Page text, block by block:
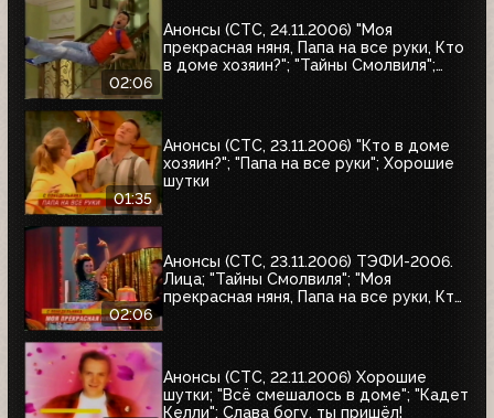
02:06
Анонсы (СТС, 24.11.2006) "Моя
прекрасная няня, Папа на все руки, Кто
в доме хозяин?"; "Тайны Смолвиля";
01:35
Анонсы (СТС, 23.11.2006) "Кто в доме
хозяин?"; "Папа на все руки"; Хорошие
шутки
02:06
Анонсы (СТС, 23.11.2006) ТЭФИ-2006.
Лица; "Тайны Смолвиля"; "Моя
прекрасная няня, Папа на все руки, Кто
Анонсы (СТС, 22.11.2006) Хорошие
шутки; "Всё смешалось в доме"; "Кадет
Келли"; Слава богу, ты пришёл!